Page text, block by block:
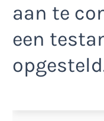
aan te
een